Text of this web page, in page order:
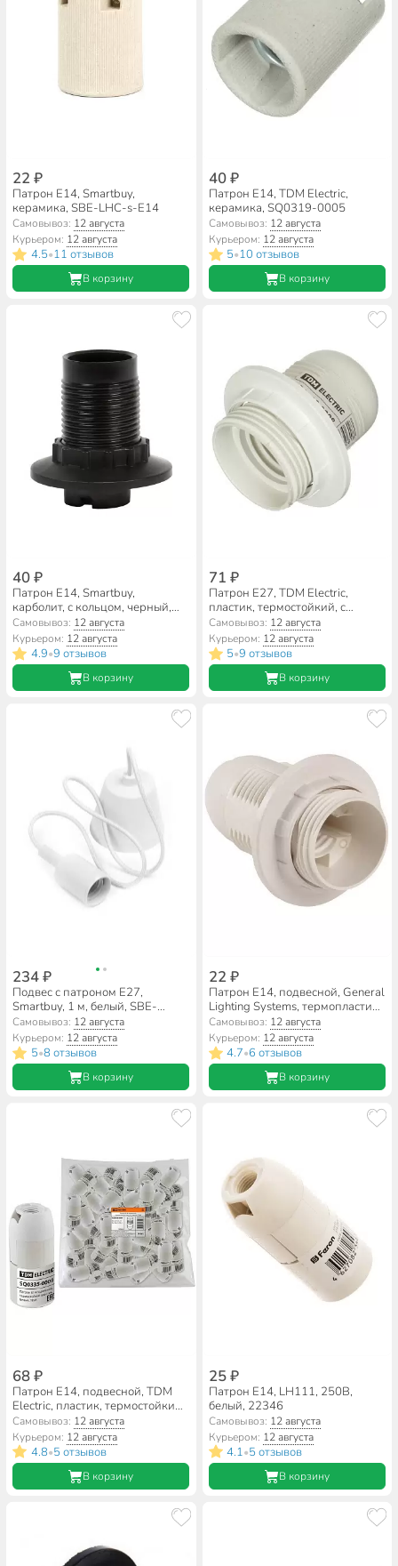
22 ₽
Патрон E14, Smartbuy,
керамика, SBE-LHC-s-E14
Самовывоз: 12 августа
Курьером: 12 августа
4.5•11 отзывов
В корзину
40 ₽
Патрон E14, TDM Electric,
керамика, SQ0319-0005
Самовывоз: 12 августа
Курьером: 12 августа
5•10 отзывов
В корзину
40 ₽
Патрон E14, Smartbuy,
карболит, с кольцом, черный,
SBE-LHB-sr-E14
Самовывоз: 12 августа
Курьером: 12 августа
4.9•9 отзывов
В корзину
71 ₽
Патрон E27, TDM Electric,
пластик, термостойкий, с
кольцом, белый, SQ0335-0008
Самовывоз: 12 августа
Курьером: 12 августа
5•9 отзывов
В корзину
234 ₽
Подвес с патроном E27,
Smartbuy, 1 м, белый, SBE-
CLHE27s-w
Самовывоз: 12 августа
Курьером: 12 августа
5•8 отзывов
В корзину
22 ₽
Патрон E14, подвесной, General
Lighting Systems, термопластик,
с кольцом, белый, 474009
Самовывоз: 12 августа
Курьером: 12 августа
4.7•6 отзывов
В корзину
68 ₽
Патрон E14, подвесной, TDM
Electric, пластик, термостойкий,
белый, SQ0335-0009
Самовывоз: 12 августа
Курьером: 12 августа
4.8•5 отзывов
В корзину
25 ₽
Патрон E14, LH111, 250В,
белый, 22346
Самовывоз: 12 августа
Курьером: 12 августа
4.1•5 отзывов
В корзину